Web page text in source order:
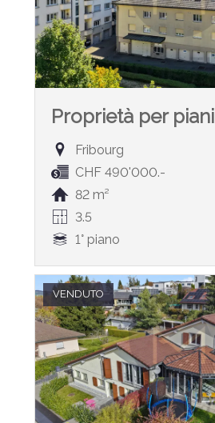
Proprietà per piani
Fribourg
CHF 490'000.-
82 m²
3.5
1° piano
VENDUTO